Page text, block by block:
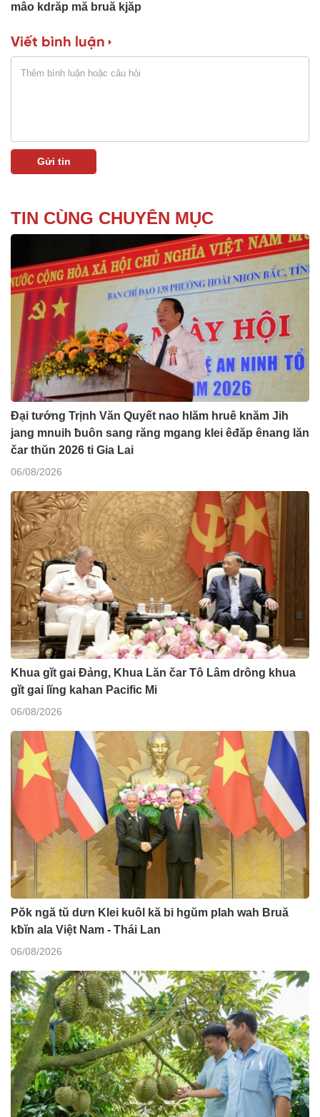
mâo kdrăp mă bruă kjăp
Viết bình luận
TIN CÙNG CHUYÊN MỤC
Đại tướng Trịnh Văn Quyết nao hlăm hruê knăm Jih
jang mnuih ƀuôn sang răng mgang klei êđăp ênang lăn
čar thŭn 2026 ti Gia Lai
06/08/2026
Khua gĭt gai Đảng, Khua Lăn čar Tô Lâm drông khua
gĭt gai lĭng kahan Pacific Mi
06/08/2026
Pŏk ngă tŭ dưn Klei kuôl kă bi hgŭm plah wah Bruă
kƀĭn ala Việt Nam - Thái Lan
06/08/2026